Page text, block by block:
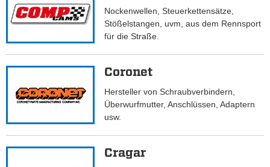
Nockenwellen, Steuerkettensätze,
Stößelstangen, uvm, aus dem Rennsport
für die Straße.
Coronet
Hersteller von Schraubverbindern,
Überwurfmutter, Anschlüssen, Adaptern
usw.
Cragar